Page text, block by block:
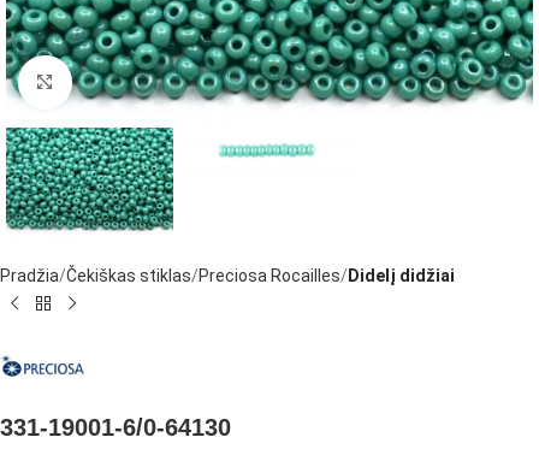
Spustelėkite, jei norite padidinti
Pradžia Čekiškas stiklas Preciosa Rocailles Didelį didžiai
331-19001-6/0-64130